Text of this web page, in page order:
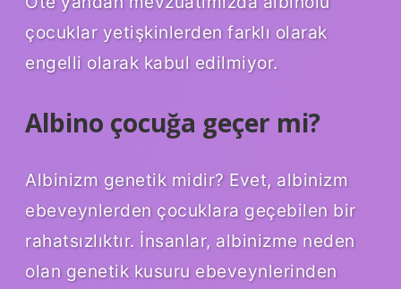
çocuklar yetişkinlerden farklı olarak
engelli olarak kabul edilmiyor.
Albino çocuğa geçer mi?
Albinizm genetik midir? Evet, albinizm
ebeveynlerden çocuklara geçebilen bir
rahatsızlıktır. İnsanlar, albinizme neden
olan genetik kusuru ebeveynlerinden